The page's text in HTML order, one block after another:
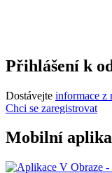
Přihlášení k
Dostávejte informace z
Chci se zaregistrovat
Mobilní